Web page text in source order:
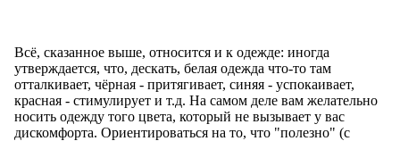
Всё, сказанное выше, относится и к одежде: иногда
утверждается, что, дескать, белая одежда что-то там
отталкивает, чёрная - притягивает, синяя - успокаивает,
красная - стимулирует и т.д. На самом деле вам желательно
носить одежду того цвета, который не вызывает у вас
дискомфорта. Ориентироваться на то, что "полезно" (с